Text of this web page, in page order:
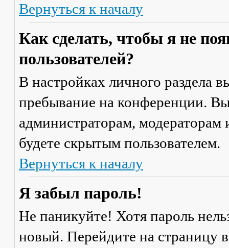
Вернуться к началу
Как сделать, чтобы я не
пользователей?
В настройках личного раздела
пребывание на конференции.
администраторам,
будете скрытым пользователем.
Вернуться к началу
Я забыл пароль!
Не паникуйте! Хотя пароль
новый. Перейдите на страницу